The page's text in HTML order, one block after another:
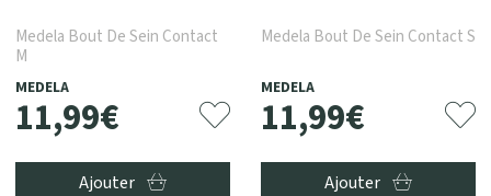
Medela Bout De Sein Contact
M
MEDELA
11,99€
Ajouter
Medela Bout De Sein Contact S
MEDELA
11,99€
Ajouter